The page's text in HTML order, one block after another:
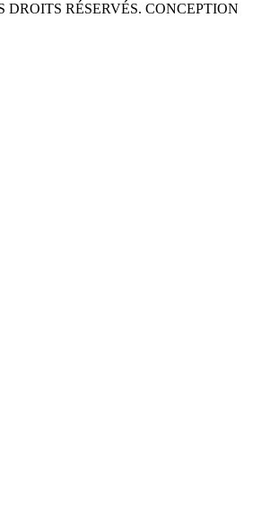
DROITS RÉSERVÉS. CONCEPTION